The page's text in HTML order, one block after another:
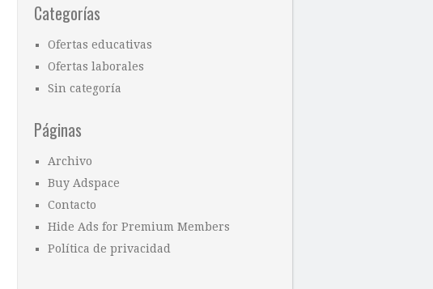
Categorías
Ofertas educativas
Ofertas laborales
Sin categoría
Páginas
Archivo
Buy Adspace
Contacto
Hide Ads for Premium Members
Política de privacidad